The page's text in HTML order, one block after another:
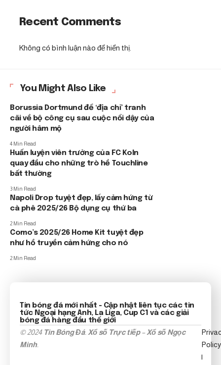
Recent Comments
Không có bình luận nào để hiển thị.
You Might Also Like
Borussia Dortmund để ‘địa chỉ’ tranh
cãi về bộ công cụ sau cuộc nổi dậy của
người hâm mộ
4 Min Read
Huấn luyện viên trưởng của FC Koln
quay đầu cho những trò hề Touchline
bất thường
3 Min Read
Napoli Drop tuyệt đẹp, lấy cảm hứng từ
cà phê 2025/26 Bộ dụng cụ thứ ba
2 Min Read
Como’s 2025/26 Home Kit tuyệt đẹp
như hồ truyền cảm hứng cho nó
2 Min Read
Tin bóng đá mới nhất - Cập nhật liên tục các tin
tức Ngoại hạng Anh, La Liga, Cup C1 và các giải
bóng đá hàng đầu thế giới
© 2024 Tin Bóng Đá. Xổ số Trực tiếp–Xổ số Ngọc
Minh.
Policy
|